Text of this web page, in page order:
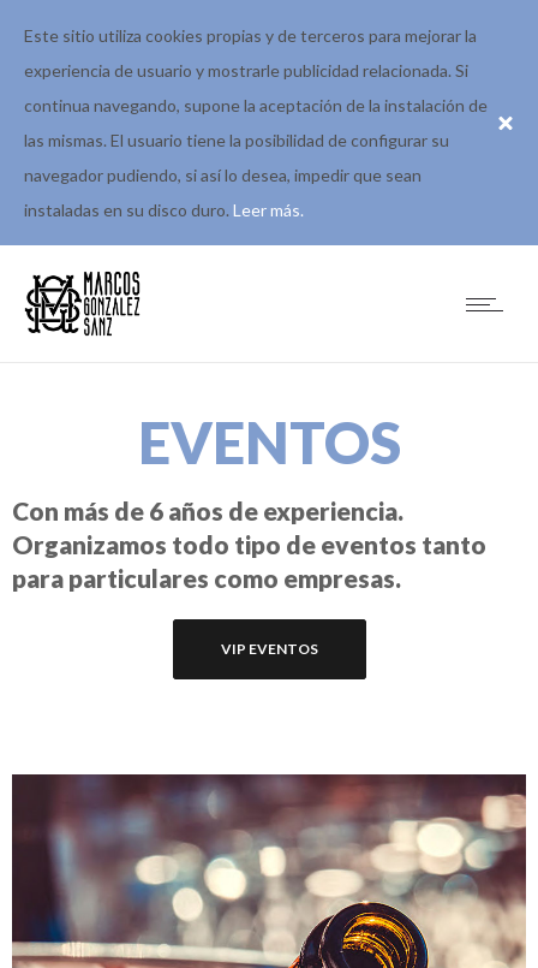
EVENTOS
Con más de 6 años de experiencia.
Organizamos todo tipo de eventos tanto
para particulares como empresas.
VIP EVENTOS
Este sitio utiliza cookies propias y de terceros para mejorar la
experiencia de usuario y mostrarle publicidad relacionada. Si
continua navegando, supone la aceptación de la instalación de
las mismas. El usuario tiene la posibilidad de configurar su
navegador pudiendo, si así lo desea, impedir que sean
instaladas en su disco duro. Leer más.